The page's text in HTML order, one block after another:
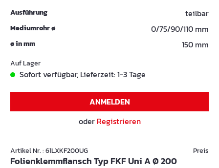
Ausführung teilbar
Mediumrohr ø 0/75/90/110 mm
ø in mm 150 mm
Auf Lager
Sofort verfügbar, Lieferzeit: 1-3 Tage
ANMELDEN
oder Registrieren
Artikel Nr. : 61LXKF200UG
Folienklemmflansch Typ FKF Uni A Ø 200
Preis